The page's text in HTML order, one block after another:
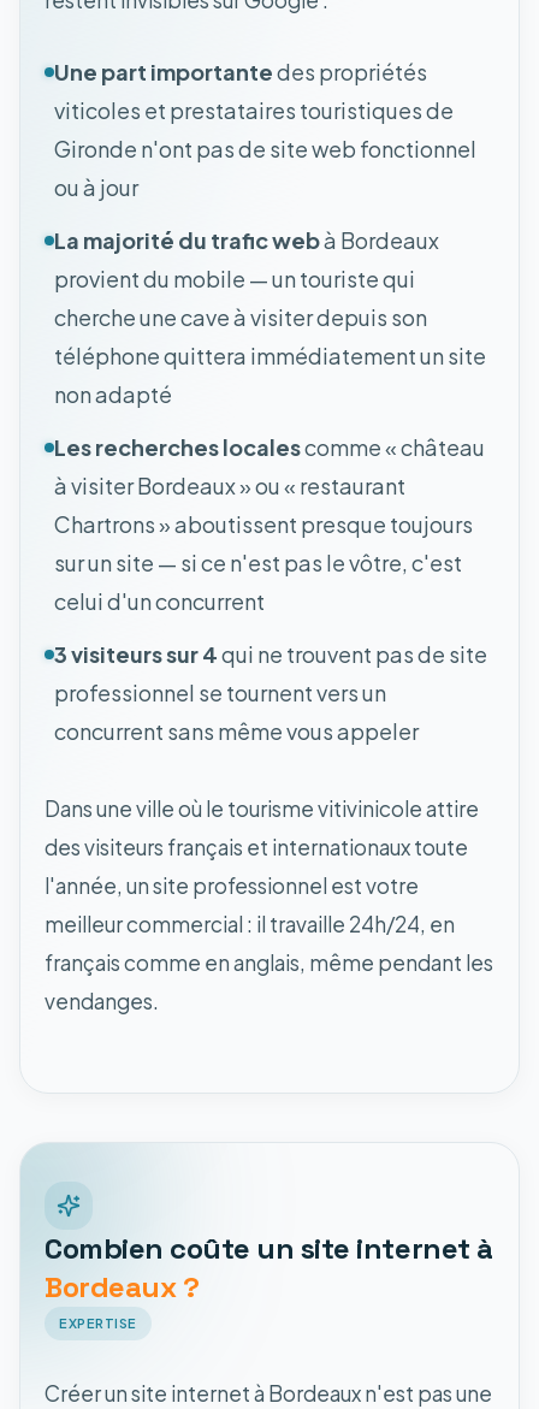
Une part importantedes propriétés
viticoles et prestataires touristiques de
Gironde n'ont pas de site web fonctionnel
ou à jour
La majorité du trafic webà Bordeaux
provient du mobile — un touriste qui
cherche une cave à visiter depuis son
téléphone quittera immédiatement un site
non adapté
Les recherches localescomme « château
à visiter Bordeaux » ou « restaurant
Chartrons » aboutissent presque toujours
sur un site — si ce n'est pas le vôtre, c'est
celui d'un concurrent
3 visiteurs sur 4qui ne trouvent pas de site
professionnel se tournent vers un
concurrent sans même vous appeler
Dans une ville où le tourisme vitivinicole attire
des visiteurs français et internationaux toute
l'année, un site professionnel est votre
meilleur commercial : il travaille 24h/24, en
français comme en anglais, même pendant les
vendanges.
Combien coûte un site internet à
Bordeaux ?
EXPERTISE
Créer un site internet à Bordeaux n'est pas une